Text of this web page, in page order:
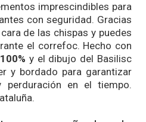
imprescindibles para
con seguridad. Gracias
de las chispas y puedes
el correfoc. Hecho con
y el dibujo del Basilisc
y bordado para garantizar
en el tiempo.